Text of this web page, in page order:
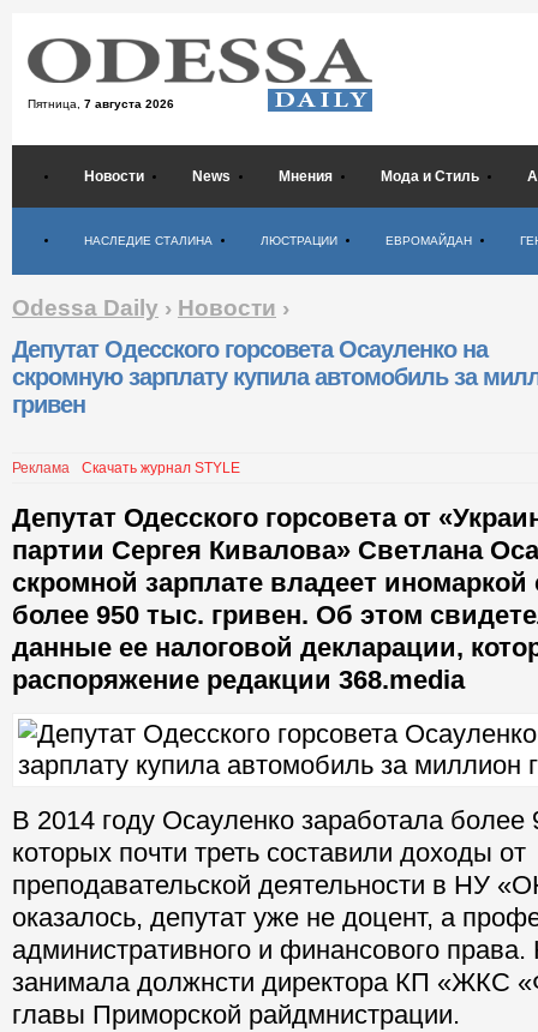
Пятница, 7 августа 2026
Новости News Мнения Мода и Стиль
НАСЛЕДИЕ СТАЛИНА ЛЮСТРАЦИИ ЕВРОМАЙДАН
Odessa Daily › Новости ›
Депутат Одесского горсовета Осауленко на
скромную зарплату купила автомобиль за
гривен
Реклама Скачать журнал STYLE
Депутат Одесского горсовета от
партии Сергея Кивалова» Светлана
скромной зарплате владеет
более 950 тыс. гривен. Об этом
данные ее налоговой декларации,
распоряжение редакции 368.media
В 2014 году Осауленко заработала более
которых почти треть составили доходы от
преподавательской деятельности в НУ
оказалось, депутат уже не доцент, а
административного и финансового права.
занимала должнсти директора КП «ЖКС
главы Приморской райдмнистрации.